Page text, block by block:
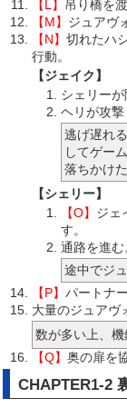
【L】 吊り橋を
【M】 ジュアヴ
【N】 切れたハ
行動。
【ジェイク】
シェリーが
ヘリが攻撃
逃げ遅れ
してゲー
落ちかけ
【シェリー】
【O】 ジェ
す。
通路を進む
途中でジ
【P】 パートナ
大量のジュアヴ
数が多い上、機
【Q】 奥の扉を
CHAPTER1-2